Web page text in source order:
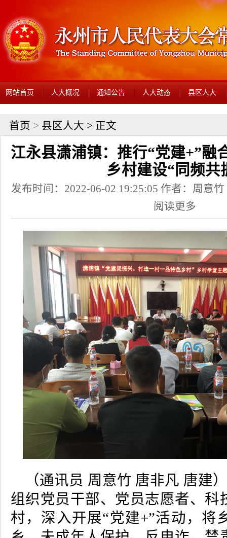
网站首页 人大概况 通知公告 人大动态 县区人大
首页 > 县区人大 > 正文
江永县潇浦镇：推行“党建+”融
乡村建设“同频共
发布时间：2022-06-02 19:25:05 作者：周意
阅读更多
（通讯员 周意竹 唐非凡 唐建
组织党员干部、党员志愿者、科
村，深入开展“党建+”活动，将